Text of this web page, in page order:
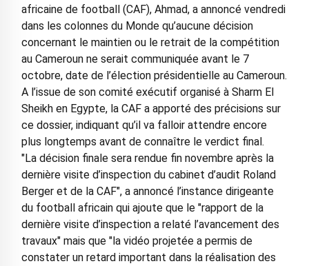
africaine de football (CAF), Ahmad, a annoncé vendredi
dans les colonnes du Monde qu’aucune décision
concernant le maintien ou le retrait de la compétition
au Cameroun ne serait communiquée avant le 7
octobre, date de l’élection présidentielle au Cameroun.
A l’issue de son comité exécutif organisé à Sharm El
Sheikh en Egypte, la CAF a apporté des précisions sur
ce dossier, indiquant qu’il va falloir attendre encore
plus longtemps avant de connaître le verdict final.
"La décision finale sera rendue fin novembre après la
dernière visite d’inspection du cabinet d’audit Roland
Berger et de la CAF", a annoncé l’instance dirigeante
du football africain qui ajoute que le "rapport de la
dernière visite d’inspection a relaté l’avancement des
travaux" mais que "la vidéo projetée a permis de
constater un retard important dans la réalisation des